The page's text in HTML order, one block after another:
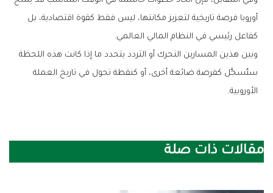
أوروبا فرصة تاريخية لتعزيز مكانتها، ليس فقط كقوة اقتصادية، بل
كفاعل رئيسي في النظام المالي العالمي.
وبين هذين المسارين التحرك أو التردد يتحدد ما إذا كانت هذه اللحظة
ستُسجَّل كفرصة ضائعة أخرى، أو كنقطة تحول في تاريخ العملة
الأوروبية.
مقالات ذات صلة